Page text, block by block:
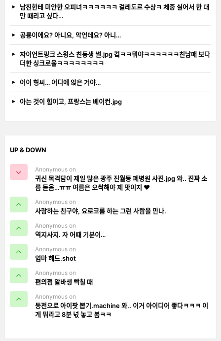
남친한테 미안한 오피녀ㅋㅋㅋㅋㅋㅋ 걸레도르 수상ㅋ 체중 실어서 한 대
만 때리고 싶다…
공룡이에요? 아니요, 악언데요? 아니…
자이언트핑크 스윙스 친동생 썰.jpg 컼ㅋㅋ뭐야ㅋㅋㅋㅋㅋㅋ친남매 보다
더한 싱크로율ㅋㅋㅋㅋㅋㅋㅋㅋ
어이 형씨… 어디에 앉은 거야…
아는 것이 힘이고, 프랑스는 베이컨.jpg
UP & DOWN
Anonymous on
귀신 목격담이 제일 많은 광주 진월동 폐병원 사진.jpg 와.. 진짜 소
름 돋음…ㅠㅠ 여름은 오싹해야 제 맛이지 ❤️
Anonymous on
사랑하는 친구야, 요로코롬 하는 그런 사람을 만나.
Anonymous on
역지사지. 자 어때 기분이…
Anonymous on
엄마 헤드.shot
Anonymous on
편의점 알바생 빡칠 때
Anonymous on
동전으로 아이팟 뽑기.machine 와.. 이거 아이디어 좋다ㅋㅋㅋ 이
게 뭐라고 8분 넋 놓고 봄ㅋㅋ